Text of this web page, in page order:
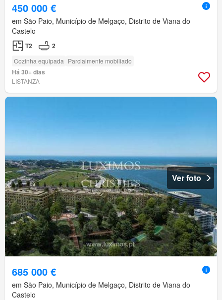
450 000 €
em São Paio, Município de Melgaço, Distrito de Viana do
Castelo
T2 2
Cozinha equipada Parcialmente mobiliado
Há 30+ dias
LISTANZA
Ver foto
685 000 €
em São Paio, Município de Melgaço, Distrito de Viana do
Castelo